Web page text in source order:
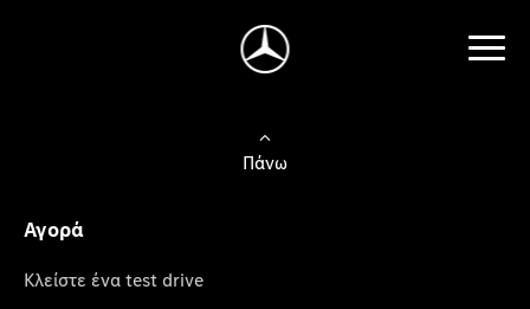
Πάνω
Αγορά
Κλείστε ένα test drive